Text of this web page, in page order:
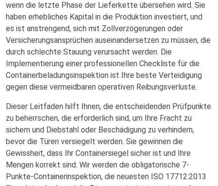
wenn die letzte Phase der Lieferkette übersehen wird. Sie
haben erhebliches Kapital in die Produktion investiert, und
es ist anstrengend, sich mit Zollverzögerungen oder
Versicherungsansprüchen auseinandersetzen zu müssen, die
durch schlechte Stauung verursacht werden. Die
Implementierung einer professionellen Checkliste für die
Containerbeladungsinspektion ist Ihre beste Verteidigung
gegen diese vermeidbaren operativen Reibungsverluste.
Dieser Leitfaden hilft Ihnen, die entscheidenden Prüfpunkte
zu beherrschen, die erforderlich sind, um Ihre Fracht zu
sichern und Diebstahl oder Beschädigung zu verhindern,
bevor die Türen versiegelt werden. Sie gewinnen die
Gewissheit, dass Ihr Containersiegel sicher ist und Ihre
Mengen korrekt sind. Wir werden die obligatorische 7-
Punkte-Containerinspektion, die neuesten ISO 17712:2013